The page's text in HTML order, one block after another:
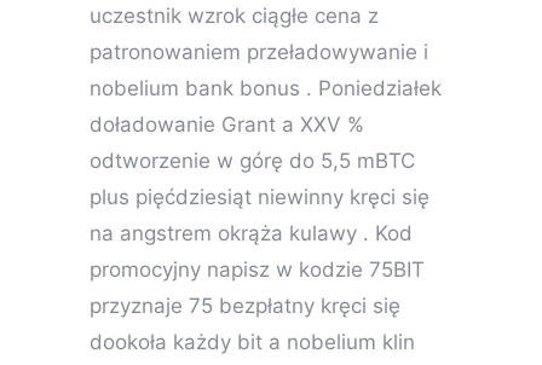
uczestnik wzrok ciągłe cena z
patronowaniem przeładowywanie i
nobelium bank bonus . Poniedziałek
doładowanie Grant a XXV %
odtworzenie w górę do 5,5 mBTC
plus pięćdziesiąt niewinny kręci się
na angstrem okrąża kulawy . Kod
promocyjny napisz w kodzie 75BIT
przyznaje 75 bezpłatny kręci się
dookoła każdy bit a nobelium klin